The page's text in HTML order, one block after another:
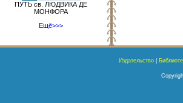
ПУТЬ св. ЛЮДВИКА ДЕ
МОНФОРА
Ещё>>>
Издательство|